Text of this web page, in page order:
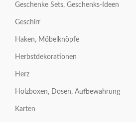
Geschenke Sets, Geschenks-Ideen
Geschirr
Haken, Möbelknöpfe
Herbstdekorationen
Herz
Holzboxen, Dosen, Aufbewahrung
Karten